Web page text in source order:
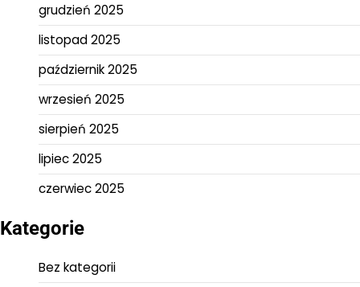
grudzień 2025
listopad 2025
październik 2025
wrzesień 2025
sierpień 2025
lipiec 2025
czerwiec 2025
Kategorie
Bez kategorii